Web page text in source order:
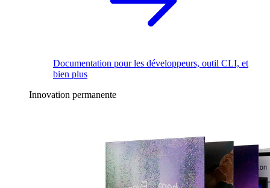
Documentation pour les développeurs, outil CLI, et
bien plus
Innovation permanente